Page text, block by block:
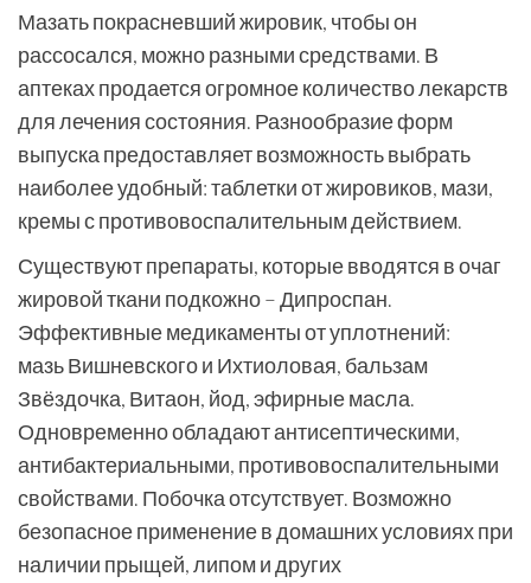
Мазать покрасневший жировик, чтобы он
рассосался, можно разными средствами. В
аптеках продается огромное количество лекарств
для лечения состояния. Разнообразие форм
выпуска предоставляет возможность выбрать
наиболее удобный: таблетки от жировиков, мази,
кремы с противовоспалительным действием.
Существуют препараты, которые вводятся в очаг
жировой ткани подкожно – Дипроспан.
Эффективные медикаменты от уплотнений:
мазь Вишневского и Ихтиоловая, бальзам
Звёздочка, Витаон, йод, эфирные масла.
Одновременно обладают антисептическими,
антибактериальными, противовоспалительными
свойствами. Побочка отсутствует. Возможно
безопасное применение в домашних условиях при
наличии прыщей, липом и других